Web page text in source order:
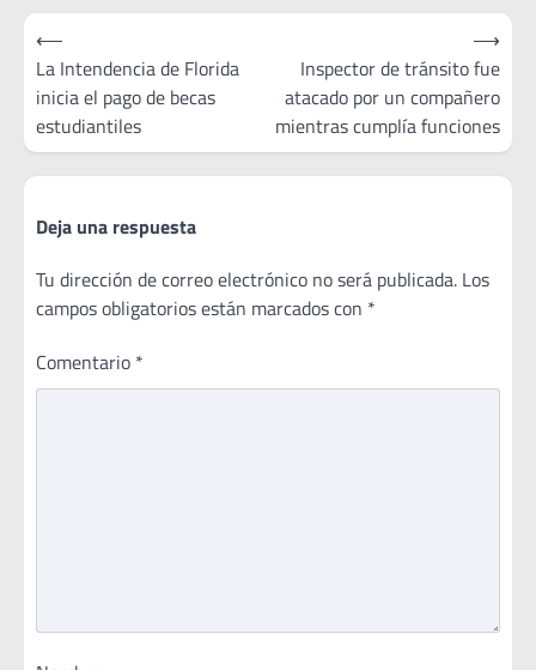
Navegación
de
entradas
⟵
La Intendencia de Florida
inicia el pago de becas
estudiantiles
Inspector de tránsito fue
atacado por un compañero
mientras cumplía funciones
⟶
Deja una respuesta
Tu dirección de correo electrónico no será publicada. Los
campos obligatorios están marcados con *
Comentario *